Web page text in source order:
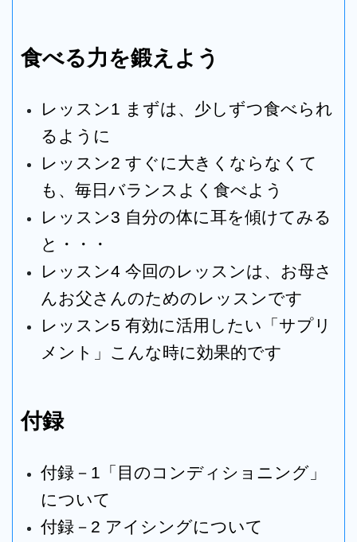
食べる力を鍛えよう
レッスン1 まずは、少しずつ食べられ
るように
レッスン2 すぐに大きくならなくて
も、毎日バランスよく食べよう
レッスン3 自分の体に耳を傾けてみる
と・・・
レッスン4 今回のレッスンは、お母さ
んお父さんのためのレッスンです
レッスン5 有効に活用したい「サプリ
メント」こんな時に効果的です
付録
付録－1「目のコンディショニング」
について
付録－2 アイシングについて